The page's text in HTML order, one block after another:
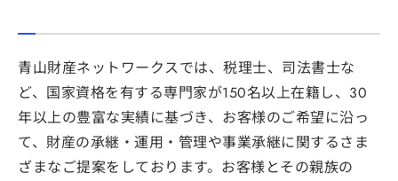
青山財産ネットワークスでは、税理士、司法書士な
ど、国家資格を有する専門家が150名以上在籍し、30
年以上の豊富な実績に基づき、お客様のご希望に沿っ
て、財産の承継・運用・管理や事業承継に関するさま
ざまなご提案をしております。お客様とその親族の